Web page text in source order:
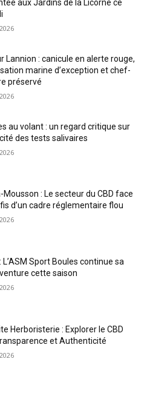
aux Jardins de la Licorne ce
Lannion : canicule en alerte rouge,
marine d’exception et chef-
préservé
au volant : un regard critique sur
des tests salivaires
Mousson : Le secteur du CBD face
d’un cadre réglementaire flou
L’ASM Sport Boules continue sa
cette saison
Herboristerie : Explorer le CBD
et Authenticité